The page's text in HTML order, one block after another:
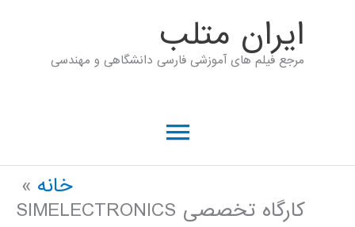
ايران متلب
مرجع فیلم های آموزشی فارسی دانشگاهی و مهندسی
فهرست
خانه
کارگاه تخصصی SIMELECTRONICS